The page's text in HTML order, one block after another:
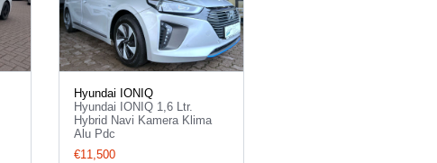
Hyundai IONIQ
Hyundai IONIQ 1,6 Ltr.
Hybrid Navi Kamera Klima
Alu Pdc
€11,500